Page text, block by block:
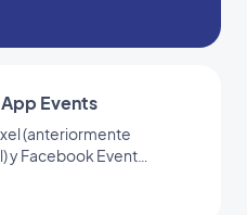
Events
(anteriormente
y Facebook Event
de tus usuarios y